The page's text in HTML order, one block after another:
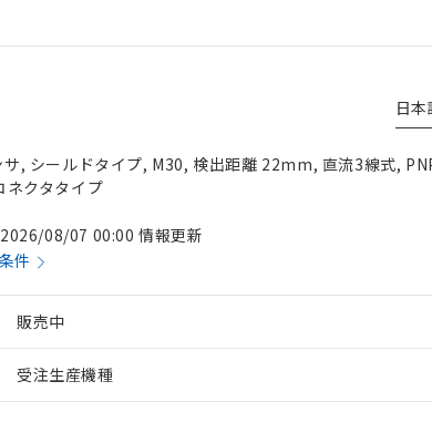
日本
, シールドタイプ, M30, 検出距離 22mm, 直流3線式,
クタタイプ
2026/08/07 00:00 情報更新
件
販売中
受注生産機種